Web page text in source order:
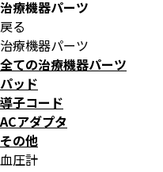
治療機器パーツ
戻る
治療機器パーツ
全ての治療機器パーツ
パッド
導子コード
ACアダプタ
その他
血圧計